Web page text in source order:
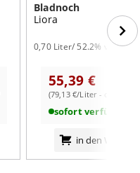
Bladnoch
Liora
0,70 Liter/ 52.2% vol
55,39 €
(79,13 €/Liter - ohne
sofort verfügbar
in den